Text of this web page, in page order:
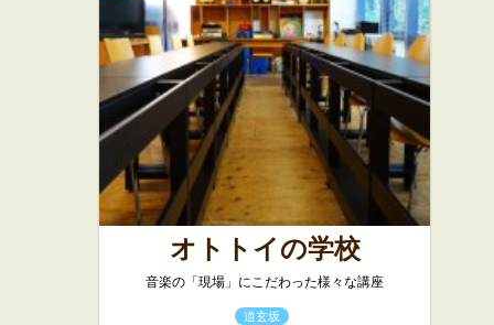
オトトイの学校
音楽の「現場」にこだわった様々な講座
道玄坂